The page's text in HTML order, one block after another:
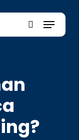
search
Menu